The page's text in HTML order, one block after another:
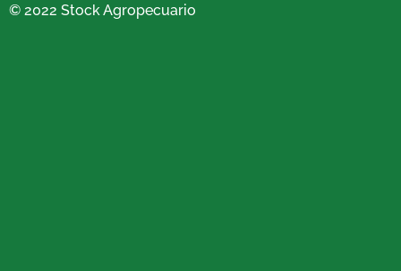
© 2022 Stock Agropecuario